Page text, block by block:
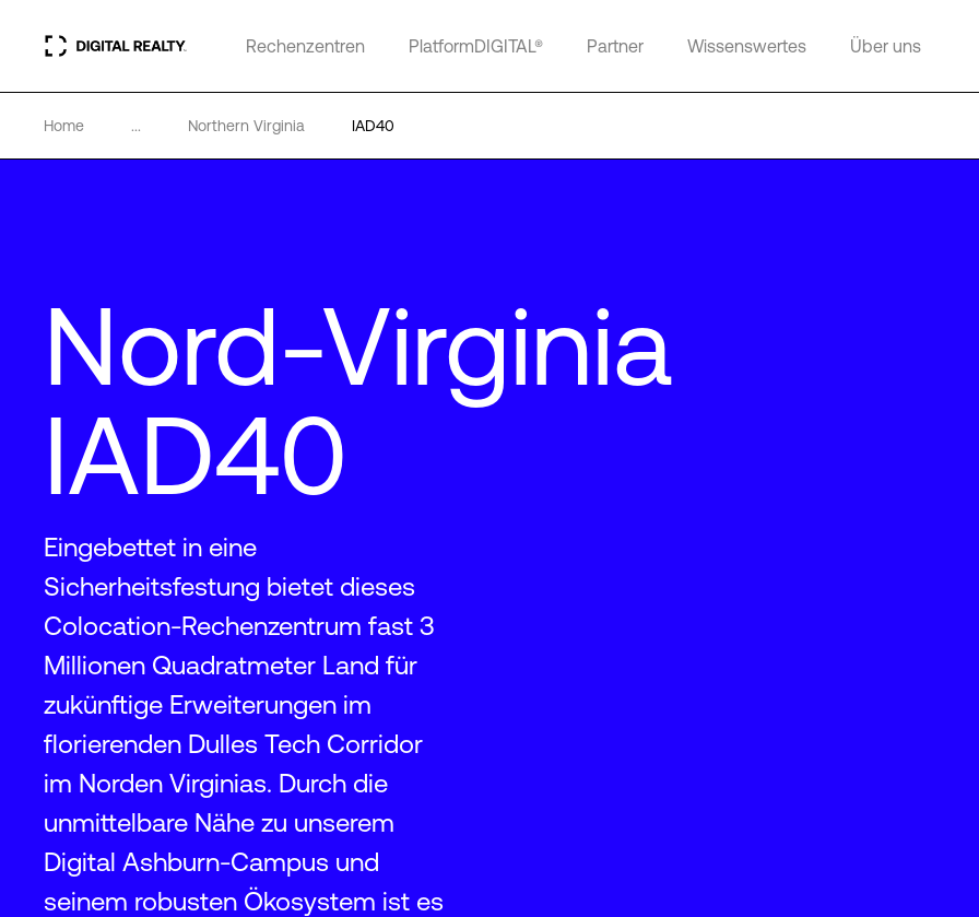
Rechenzentren PlatformDIGITAL® Partner Wissenswertes Über uns
Home ... Northern Virginia IAD40
Nord-Virginia
IAD40
Eingebettet in eine
Sicherheitsfestung bietet dieses
Colocation-Rechenzentrum fast 3
Millionen Quadratmeter Land für
zukünftige Erweiterungen im
florierenden Dulles Tech Corridor
im Norden Virginias. Durch die
unmittelbare Nähe zu unserem
Digital Ashburn-Campus und
seinem robusten Ökosystem ist es